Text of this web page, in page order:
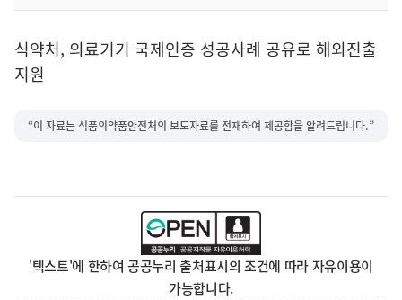
식약처, 의료기기 국제인증 성공사례 공유로 해외진출
지원
“이 자료는 식품의약품안전처의 보도자료를 전재하여 제공함을 알려드립니다.”
'텍스트'에 한하여 공공누리 출처표시의 조건에 따라 자유이용이
가능합니다.